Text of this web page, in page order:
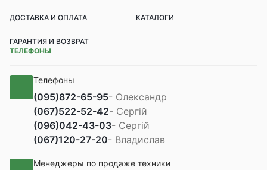
ДОСТАВКА И ОПЛАТА КАТАЛОГИ
ГАРАНТИЯ И ВОЗВРАТ
ТЕЛЕФОНЫ
Телефоны
(095)872-65-95- Олександр
(067)522-52-42- Сергій
(096)042-43-03- Сергій
(067)120-27-20- Владислав
Менеджеры по продаже техники